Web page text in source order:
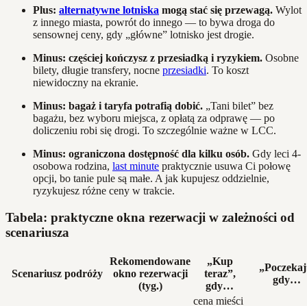
Plus: alternatywne lotniska mogą stać się przewagą. Wylot
z innego miasta, powrót do innego — to bywa droga do
sensownej ceny, gdy „główne” lotnisko jest drogie.
Minus: częściej kończysz z przesiadką i ryzykiem. Osobne
bilety, długie transfery, nocne przesiadki. To koszt
niewidoczny na ekranie.
Minus: bagaż i taryfa potrafią dobić. „Tani bilet” bez
bagażu, bez wyboru miejsca, z opłatą za odprawę — po
doliczeniu robi się drogi. To szczególnie ważne w LCC.
Minus: ograniczona dostępność dla kilku osób. Gdy leci 4-
osobowa rodzina, last minute praktycznie usuwa Ci połowę
opcji, bo tanie pule są małe. A jak kupujesz oddzielnie,
ryzykujesz różne ceny w trakcie.
Tabela: praktyczne okna rezerwacji w zależności od
scenariusza
Scenariusz podróży
Rekomendowane
okno rezerwacji
(tyg.)
„Kup
teraz”,
gdy…
gdy…
cena mieści